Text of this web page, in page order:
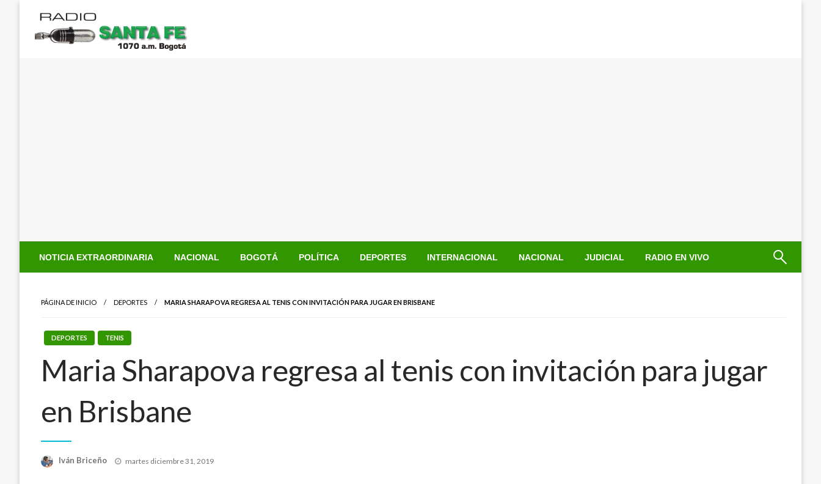
contenido
NOTICIA EXTRAORDINARIA NACIONAL BOGOTÁ POLÍTICA DEPORTES INTERNACIONAL NACIONAL JUDICIAL RADIO EN VIVO
PÁGINA DE INICIO DEPORTES MARIA SHARAPOVA REGRESA AL TENIS CON INVITACIÓN PARA JUGAR EN BRISBANE
DEPORTES TENIS
Maria Sharapova regresa al tenis con invitación para jugar
en Brisbane
Iván Briceño
Publicado
martes diciembre 31, 2019